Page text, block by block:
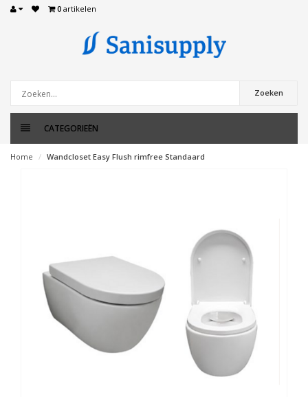
0 artikelen
Zoeken
CATEGORIEËN
Home Wandcloset Easy Flush rimfree Standaard